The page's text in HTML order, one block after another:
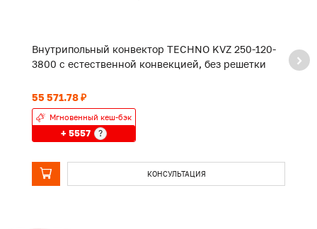
Внутрипольный конвектор TECHNO KVZ 250-120-
3800 с естественной конвекцией, без решетки
55 571.78 ₽
Мгновенный кеш-бэк
+ 5557 ?
КОНСУЛЬТАЦИЯ